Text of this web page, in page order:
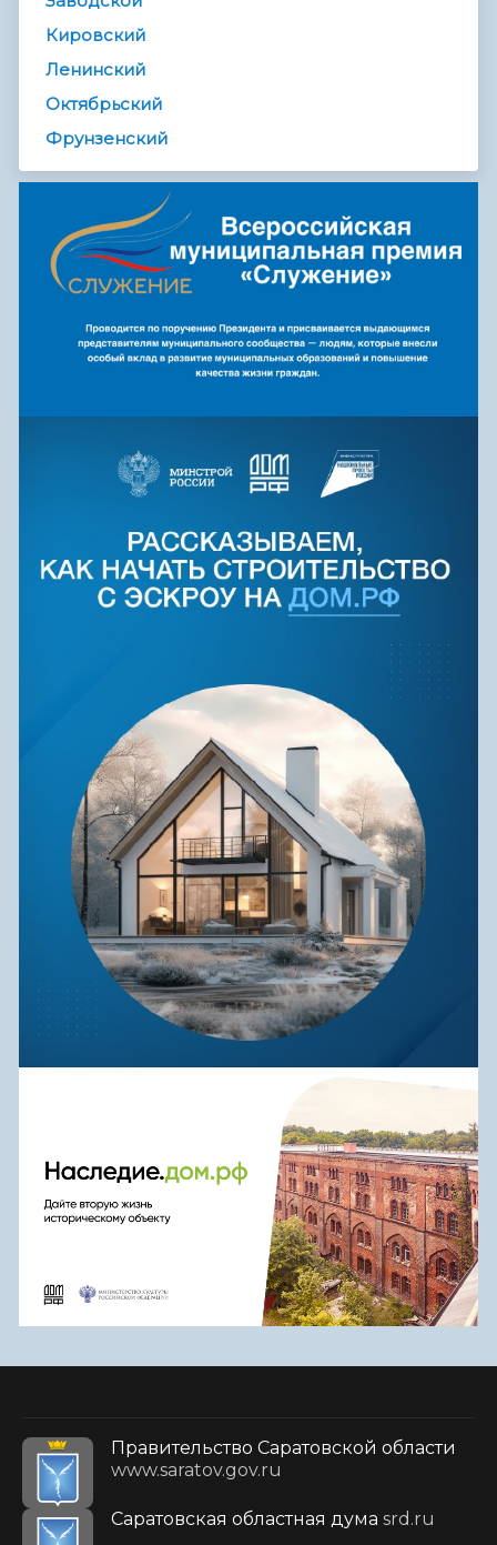
Кировский
Ленинский
Октябрьский
Фрунзенский
Правительство Саратовской области
www.saratov.gov.ru
Саратовская областная дума srd.ru